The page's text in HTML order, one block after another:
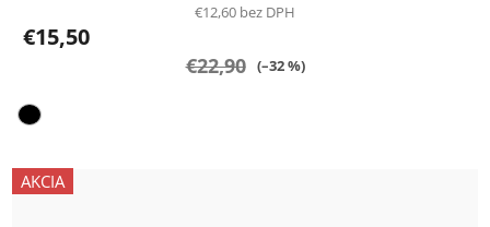
€12,60 bez DPH
€15,50
€22,90 (–32 %)
AKCIA